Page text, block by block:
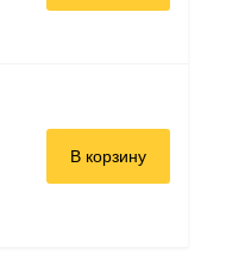
В корзину